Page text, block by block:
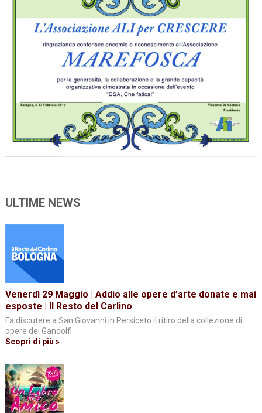
ULTIME NEWS
Venerdì 29 Maggio | Addio alle opere d’arte donate e mai
esposte | Il Resto del Carlino
Fa discutere a San Giovanni in Persiceto il ritiro della collezione di
opere dei Gandolfi
Scopri di più »